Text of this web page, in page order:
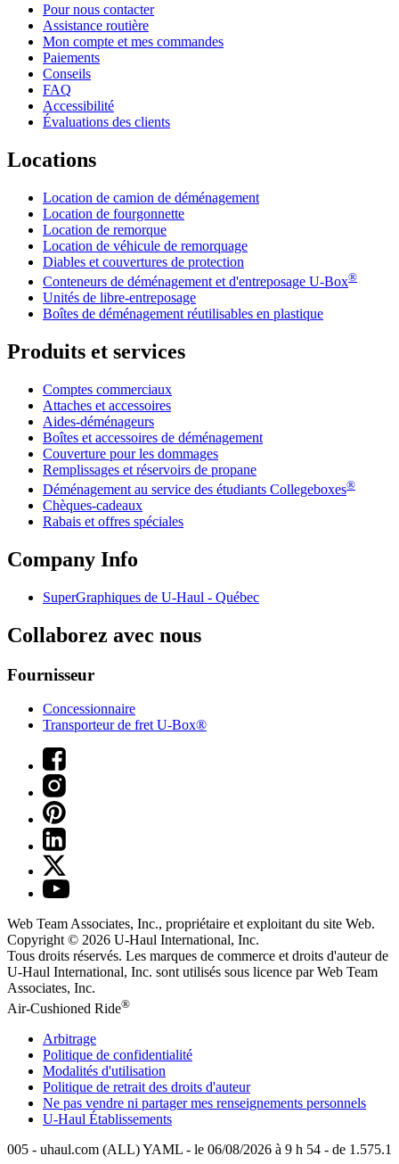
Pour nous contacter
Assistance routière
Mon compte et mes commandes
Paiements
Conseils
FAQ
Accessibilité
Évaluations des clients
Locations
Location de camion de déménagement
Location de fourgonnette
Location de remorque
Location de véhicule de remorquage
Diables et couvertures de protection
Conteneurs de déménagement et d'entreposage U-Box®
Unités de libre-entreposage
Boîtes de déménagement réutilisables en plastique
Produits et services
Comptes commerciaux
Attaches et accessoires
Aides-déménageurs
Boîtes et accessoires de déménagement
Couverture pour les dommages
Remplissages et réservoirs de propane
Déménagement au service des étudiants Collegeboxes®
Chèques-cadeaux
Rabais et offres spéciales
Company Info
SuperGraphiques de U-Haul - Québec
Collaborez avec nous
Fournisseur
Concessionnaire
Transporteur de fret U-Box®
Web Team Associates, Inc., propriétaire et exploitant du site Web.
Copyright © 2026 U-Haul International, Inc.
Tous droits réservés. Les marques de commerce et droits d'auteur de
U-Haul International, Inc. sont utilisés sous licence par Web Team
Associates, Inc.
Air-Cushioned Ride®
Arbitrage
Politique de confidentialité
Modalités d'utilisation
Politique de retrait des droits d'auteur
Ne pas vendre ni partager mes renseignements personnels
U-Haul Établissements
005 - uhaul.com (ALL) YAML - le 06/08/2026 à 9 h 54 - de 1.575.1